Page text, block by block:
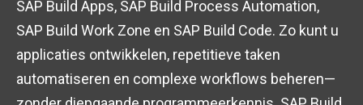
SAP Build Apps, SAP Build Process Automation,
SAP Build Work Zone en SAP Build Code. Zo kunt u
applicaties ontwikkelen, repetitieve taken
automatiseren en complexe workflows beheren—